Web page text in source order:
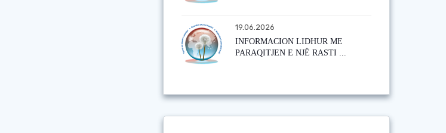
19.06.2026
INFORMACION LIDHUR ME
PARAQITJEN E NJË RASTI ...